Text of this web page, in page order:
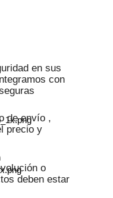
en sus
con
de envío ,
precio y
o
deben estar